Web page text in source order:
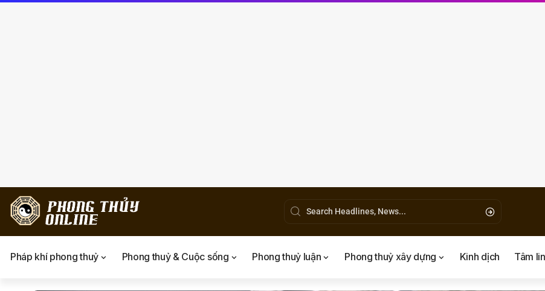
Pháp khí phong thuỷ Phong thuỷ & Cuộc sống Phong thuỷ luận Phong thuỷ xây dựng Kinh dịch Tâm